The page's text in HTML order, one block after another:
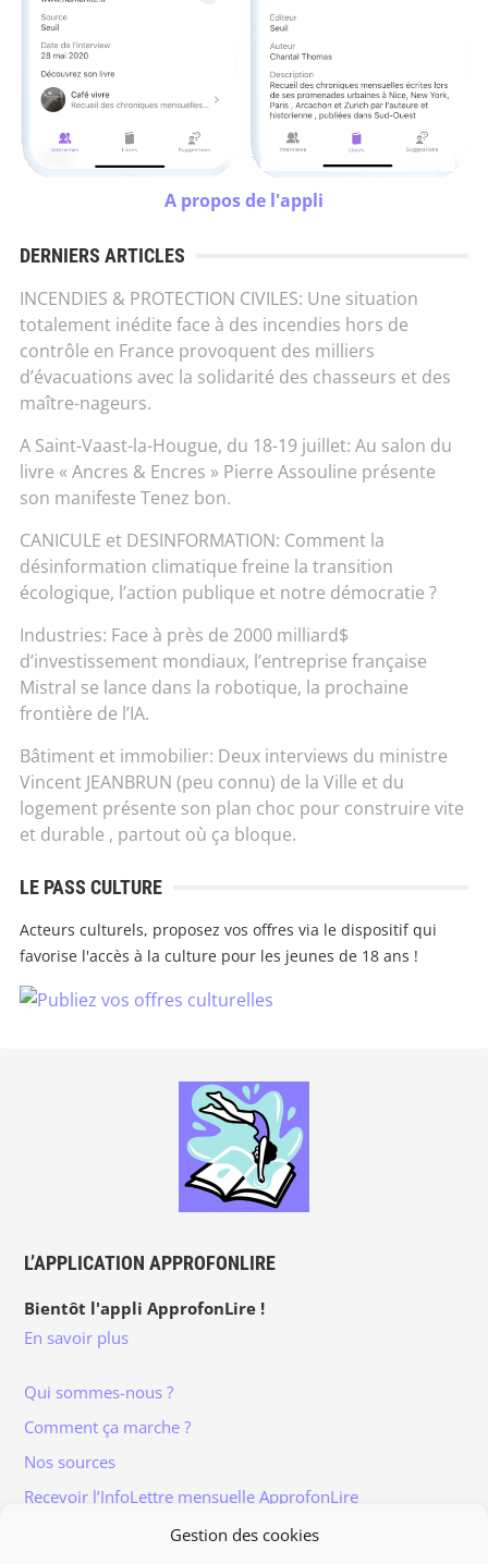
Gestion des cookies
A propos de l'appli
DERNIERS ARTICLES
INCENDIES & PROTECTION CIVILES: Une situation
totalement inédite face à des incendies hors de
contrôle en France provoquent des milliers
d’évacuations avec la solidarité des chasseurs et des
maître-nageurs.
A Saint-Vaast-la-Hougue, du 18-19 juillet: Au salon du
livre « Ancres & Encres » Pierre Assouline présente
son manifeste Tenez bon.
CANICULE et DESINFORMATION: Comment la
désinformation climatique freine la transition
écologique, l’action publique et notre démocratie ?
Industries: Face à près de 2000 milliard$
d’investissement mondiaux, l’entreprise française
Mistral se lance dans la robotique, la prochaine
frontière de l’IA.
Bâtiment et immobilier: Deux interviews du ministre
Vincent JEANBRUN (peu connu) de la Ville et du
logement présente son plan choc pour construire vite
et durable , partout où ça bloque.
LE PASS CULTURE
Acteurs culturels, proposez vos offres via le dispositif qui
favorise l'accès à la culture pour les jeunes de 18 ans !
L’APPLICATION APPROFONLIRE
Bientôt l'appli ApprofonLire !
En savoir plus
Qui sommes-nous ?
Comment ça marche ?
Nos sources
Recevoir l’InfoLettre mensuelle ApprofonLire